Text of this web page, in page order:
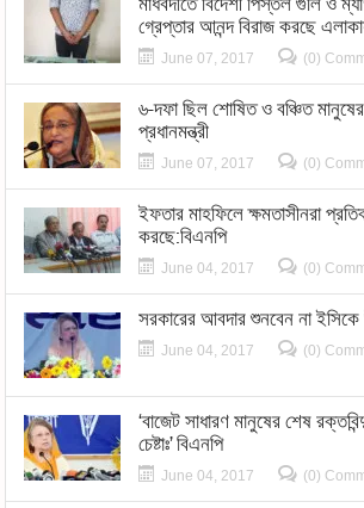
গ্রেপ্তার আনন্দ বিরাজ করছে
June 07, 2017 (0)
৬-দফা ছিল শোষিত ও বঞ্চিত
প্রধানমন্ত্রী
June 07, 2017 (0)
ইফতার মাহফিলে ক্ষমতাসীনরা
করছে:বিএনপি
June 04, 2017 (0)
সরকারের আবদার শুনবেন না ইসিকে
June 04, 2017 (0)
‘বাজেট সাধারণ মানুষের শেষ
চেষ্টাঃ’ বিএনপি
June 04, 2017 (0)